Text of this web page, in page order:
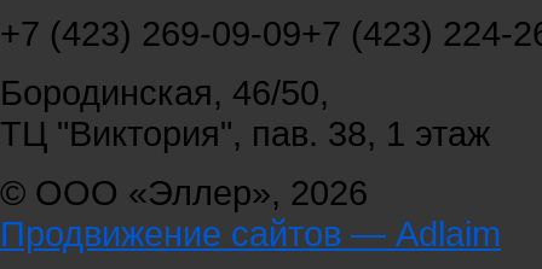
+7 (423) 269-09-09+7 (423) 224-
Бородинская, 46/50,
ТЦ "Виктория", пав. 38, 1 этаж
© ООО «Эллер», 2026
Продвижение сайтов — Adlaim